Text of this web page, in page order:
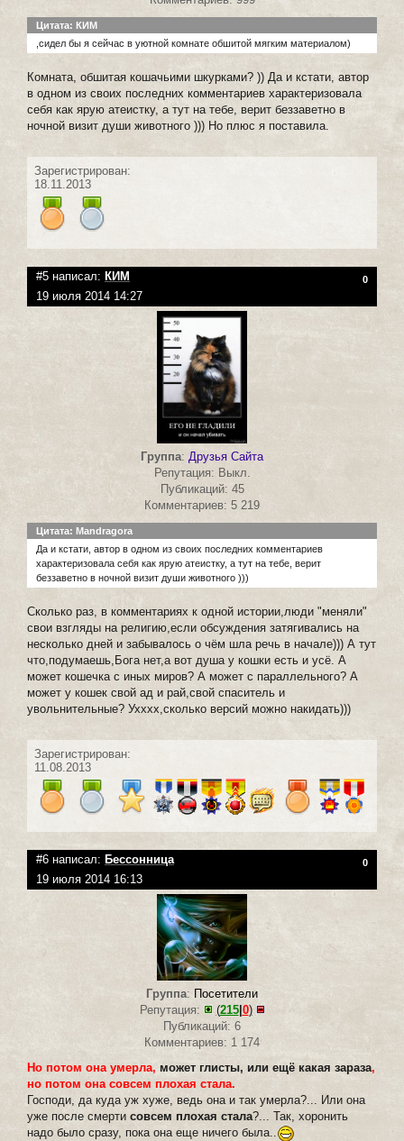
Цитата: КИМ
,сидел бы я сейчас в уютной комнате обшитой мягким материалом)
Комната, обшитая кошачьими шкурками? )) Да и кстати, автор
в одном из своих последних комментариев характеризовала
себя как ярую атеистку, а тут на тебе, верит беззаветно в
ночной визит души животного ))) Но плюс я поставила.
Зарегистрирован:
18.11.2013
#5 написал: КИМ 0
19 июля 2014 14:27
Группа: Друзья Сайта
Репутация: Выкл.
Публикаций: 45
Комментариев: 5 219
Цитата: Mandragora
Да и кстати, автор в одном из своих последних комментариев
характеризовала себя как ярую атеистку, а тут на тебе, верит
беззаветно в ночной визит души животного )))
Сколько раз, в комментариях к одной истории,люди "меняли"
свои взгляды на религию,если обсуждения затягивались на
несколько дней и забывалось о чём шла речь в начале))) А тут
что,подумаешь,Бога нет,а вот душа у кошки есть и усё. А
может кошечка с иных миров? А может с параллельного? А
может у кошек свой ад и рай,свой спаситель и
увольнительные? Ухххх,сколько версий можно накидать)))
Зарегистрирован:
11.08.2013
#6 написал: Бессонница 0
19 июля 2014 16:13
Группа: Посетители
Репутация:
(215|0)
Публикаций: 6
Комментариев: 1 174
Но потом она умерла, может глисты, или ещё какая зараза,
но потом она совсем плохая стала.
Господи, да куда уж хуже, ведь она и так умерла?... Или она
уже после смерти совсем плохая стала?... Так, хоронить
надо было сразу, пока она еще ничего была..